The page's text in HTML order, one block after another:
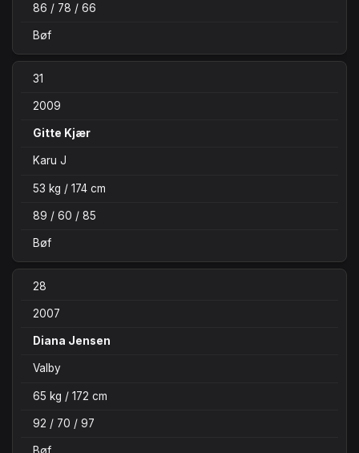
86 / 78 / 66
Bøf
31
2009
Gitte Kjær
Karu J
53 kg / 174 cm
89 / 60 / 85
Bøf
28
2007
Diana Jensen
Valby
65 kg / 172 cm
92 / 70 / 97